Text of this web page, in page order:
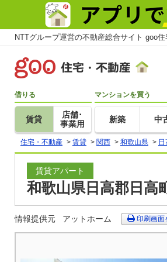
NTTグループ運営の不動産総合サイト goo
借りる
賃貸
店舗･
事業用
マンションを買う
新築 中
住宅・不動産 > 賃貸 > 関西 > 和歌山県 >
賃貸アパート
和歌山県日高郡日高
情報提供元 アットホーム 印刷画面